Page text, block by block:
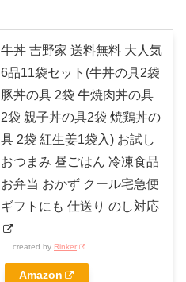
牛丼 吉野家 送料無料 大人気
6品11袋セット(牛丼の具2袋
豚丼の具 2袋 牛焼肉丼の具
2袋 親子丼の具2袋 焼鶏丼の
具 2袋 紅生姜1袋入) お試し
おつまみ 昼ごはん 冷凍食品
お弁当 おかず クール宅急便
ギフトにも 仕送り のし対応
created by Rinker
Amazon